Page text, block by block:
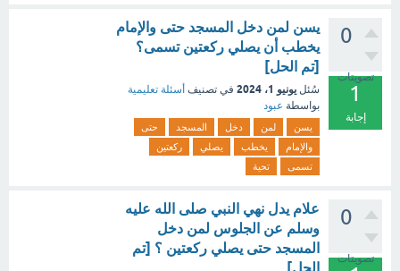
0
تصويتات
1
إجابة
يسن لمن دخل المسجد حتى والإمام
يخطب أن يصلي ركعتين تسمى؟
[تم الحل]
سُئل يونيو 1، 2024 في تصنيف أسئلة تعليمية
بواسطة عبود
يسن لمن دخل المسجد
حتى
والإمام
يخطب يصلي
ركعتين
تسمى
تحية
0
تصويتات
علام يدل نهي النبي صلى الله عليه
وسلم عن الجلوس لمن دخل
المسجد حتى يصلي ركعتين ؟ [تم